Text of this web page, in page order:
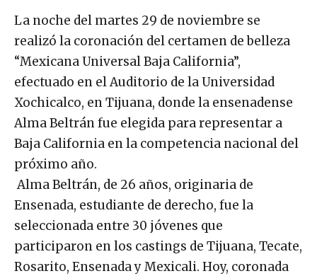
La noche del martes 29 de noviembre se
realizó la coronación del certamen de belleza
“Mexicana Universal Baja California”,
efectuado en el Auditorio de la Universidad
Xochicalco, en Tijuana, donde la ensenadense
Alma Beltrán fue elegida para representar a
Baja California en la competencia nacional del
próximo año.
Alma Beltrán, de 26 años, originaria de
Ensenada, estudiante de derecho, fue la
seleccionada entre 30 jóvenes que
participaron en los castings de Tijuana, Tecate,
Rosarito, Ensenada y Mexicali. Hoy, coronada